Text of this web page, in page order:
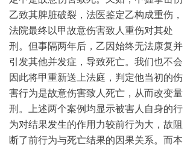
乙致其脾脏破裂，法医鉴定乙构成重伤，
法院最终以甲故意伤害致人重伤对其处
刑。但事隔两年后，乙因始终无法康复并
引发其他并发症，导致死亡。我们也不会
因此将甲重新送上法庭，判定他当初的伤
害行为是故意伤害致人死亡，从而改变量
刑。上述两个案例均显示被害人自身的行
为对结果发生的作用力较前行为大，故阻
断了前行为与死亡结果的因果关系。而本